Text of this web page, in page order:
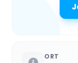
ORT